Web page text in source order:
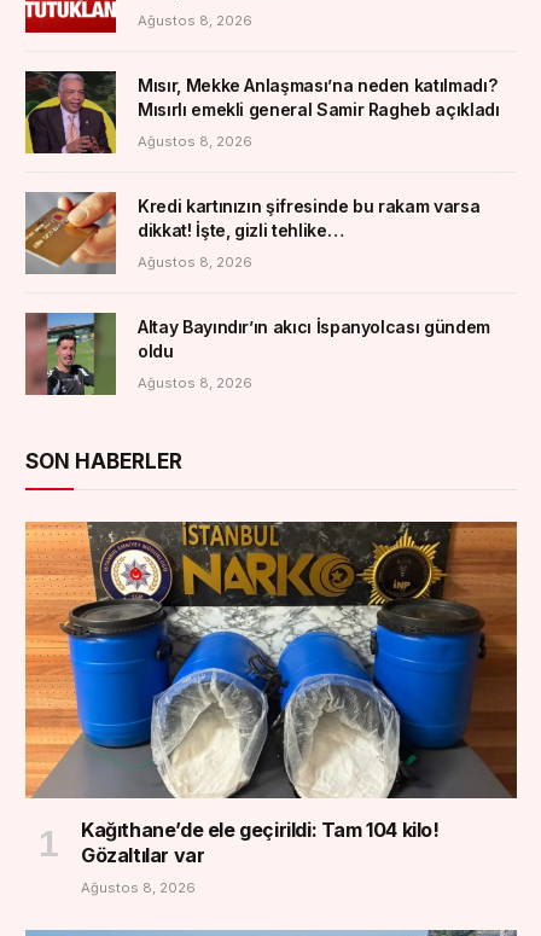
Ağustos 8, 2026
Mısır, Mekke Anlaşması’na neden katılmadı?
Mısırlı emekli general Samir Ragheb açıkladı
Ağustos 8, 2026
Kredi kartınızın şifresinde bu rakam varsa
dikkat! İşte, gizli tehlike…
Ağustos 8, 2026
Altay Bayındır’ın akıcı İspanyolcası gündem
oldu
Ağustos 8, 2026
SON HABERLER
Kağıthane’de ele geçirildi: Tam 104 kilo!
Gözaltılar var
Ağustos 8, 2026